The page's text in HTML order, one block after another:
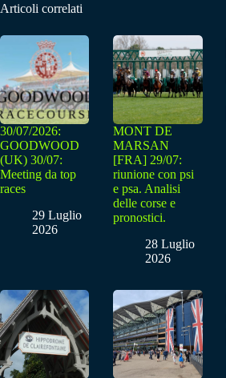
Articoli correlati
30/07/2026:
GOODWOOD
(UK) 30/07:
Meeting da top
races
29 Luglio
2026
MONT DE
MARSAN
[FRA] 29/07:
riunione con psi
e psa. Analisi
delle corse e
pronostici.
28 Luglio
2026